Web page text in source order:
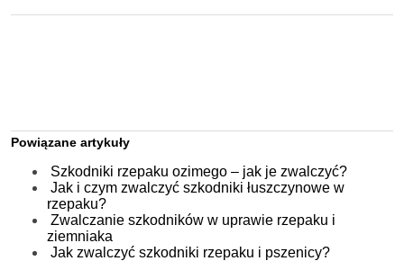
Powiązane artykuły
Szkodniki rzepaku ozimego – jak je zwalczyć?
Jak i czym zwalczyć szkodniki łuszczynowe w
rzepaku?
Zwalczanie szkodników w uprawie rzepaku i
ziemniaka
Jak zwalczyć szkodniki rzepaku i pszenicy?